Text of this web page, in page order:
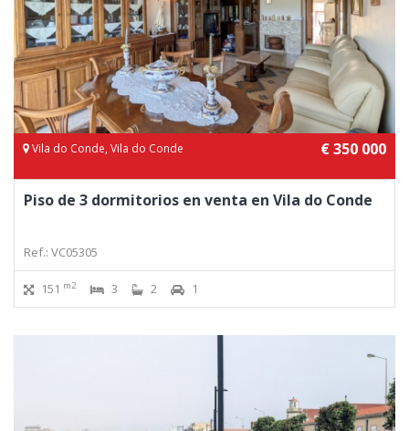
Vila do Conde, Vila do Conde € 350 000
Piso de 3 dormitorios en venta en Vila do Conde
Ref.: VC05305
151 m2 3 2 1